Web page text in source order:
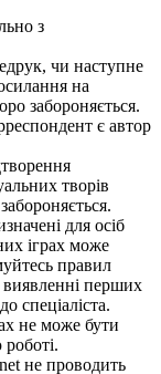
з
чи наступне
на
забороняється.
є автор
творів
для осіб
іграх може
правил
виявленні перших
спеціаліста.
не може бути
не проводить